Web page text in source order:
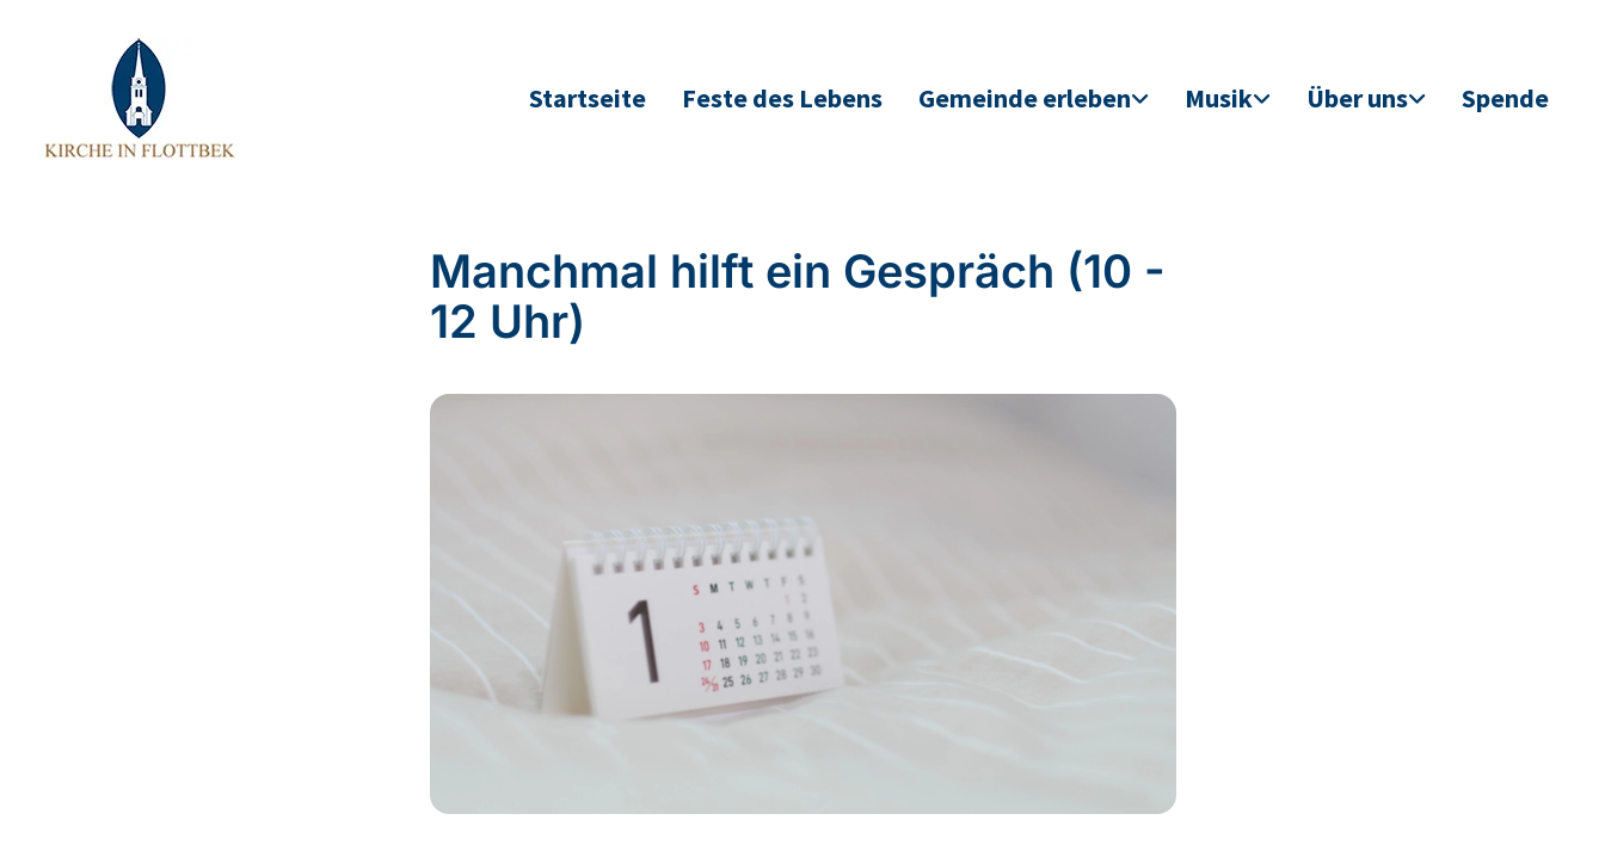
Startseite Feste des Lebens Gemeinde erleben Musik Über uns Spende
Manchmal hilft ein Gespräch (10 -
12 Uhr)